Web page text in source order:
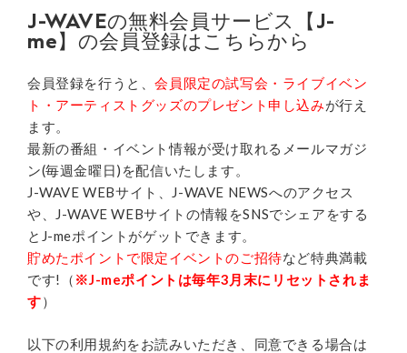
J-WAVEの無料会員サービス【J-
me】の会員登録はこちらから
会員登録を行うと、会員限定の試写会・ライブイベン
ト・アーティストグッズのプレゼント申し込みが行え
ます。
最新の番組・イベント情報が受け取れるメールマガジ
ン(毎週金曜日)を配信いたします。
J-WAVE WEBサイト、 J-WAVE NEWSへのアクセス
や、J-WAVE WEBサイトの情報をSNSでシェアをする
とJ-meポイントがゲットできます。
貯めたポイントで限定イベントのご招待など特典満載
です!（ ※J-meポイントは毎年3月末にリセットされま
す）
以下の利用規約をお読みいただき、同意できる場合は